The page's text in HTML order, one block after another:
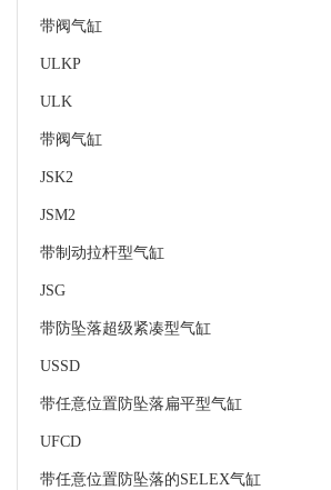
带阀气缸
ULKP
ULK
带阀气缸
JSK2
JSM2
带制动拉杆型气缸
JSG
带防坠落超级紧凑型气缸
USSD
带任意位置防坠落扁平型气缸
UFCD
带任意位置防坠落的SELEX气缸